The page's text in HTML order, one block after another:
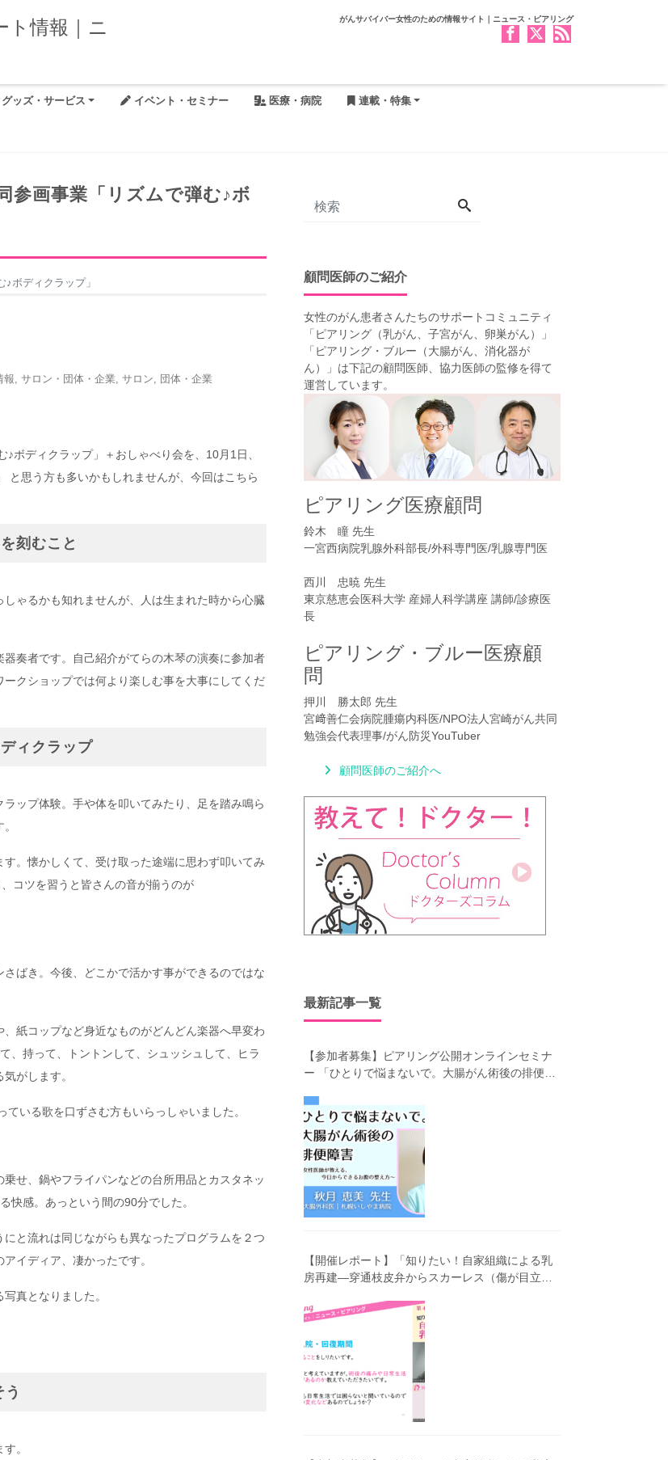
がんサバイバー女性のための情報サイト｜ニュース・ピアリング
ッズ・サービス イベント・セミナー 医療・病院 連載・特集
参画事業「リズムで弾む♪ボ
ボディクラップ」
報 サロン・団体・企業 サロン 団体・企業
ボディクラップ」＋おしゃべり会を、10月1日、
と思う方も多いかもしれませんが、今回はこちら
刻むこと
ゃるかも知れませんが、人は生まれた時から心臓
奏者です。自己紹介がてらの木琴の演奏に参加者
クショップでは何より楽しむ事を大事にしてくだ
ィクラップ
ップ体験。手や体を叩いてみたり、足を踏み鳴ら
。懐かしくて、受け取った途端に思わず叩いてみ
コツを習うと皆さんの音が揃うのが
ばき。今後、どこかで活かす事ができるのではな
紙コップなど身近なものがどんどん楽器へ早変わ
、持って、トントンして、シュッシュして、ヒラ
がします。
いる歌を口ずさむ方もいらっしゃいました。
せ、鍋やフライパンなどの台所用品とカスタネッ
快感。あっという間の90分でした。
と流れは同じながらも異なったプログラムを２つ
イディア、凄かったです。
真となりました。
。
顧問医師のご紹介
女性のがん患者さんたちのサポートコミュニティ
「 ピアリング（乳がん、子宮がん、卵巣がん）
」
「 ピアリング・ブルー（大腸がん、消化器が
ん）
」は下記の顧問医師、協力医師の監修を得て
運営しています。
ピアリング医療顧問
鈴木 瞳 先生
一宮西病院乳腺外科部長/外科専門医/乳腺専門医
西川 忠暁 先生
東京慈恵会医科大学 産婦人科学講座 講師/診療医
長
ピアリング・ブルー医療顧
問
押川 勝太郎 先生
宮﨑善仁会病院腫瘍内科医/NPO法人宮崎がん共同
勉強会代表理事/がん防災YouTuber
顧問医師のご紹介へ
最新記事一覧
【参加者募集】ピアリング公開オンラインセミナ
ー 「ひとりで悩まないで。大腸がん術後の排便障
え方～」（第41回笑顔塾）
【開催レポート】「知りたい！自家組織による乳
房再建―穿通枝皮弁からスカーレス（傷が目立ち
40回笑顔塾）